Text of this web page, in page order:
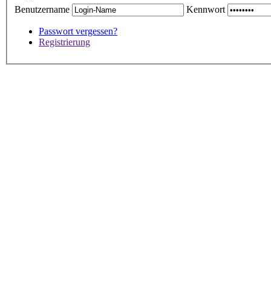
Benutzername
Kennwort
Passwort vergessen?
Registrierung